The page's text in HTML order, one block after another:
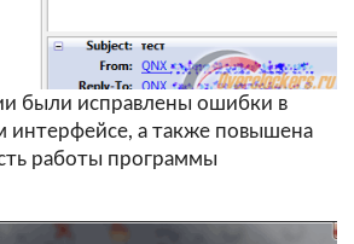
были исправлены ошибки в
интерфейсе, а также повышена
работы программы